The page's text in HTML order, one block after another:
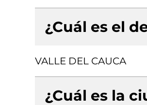
¿Cuál es el
VALLE DEL CAUCA
¿Cuál es la